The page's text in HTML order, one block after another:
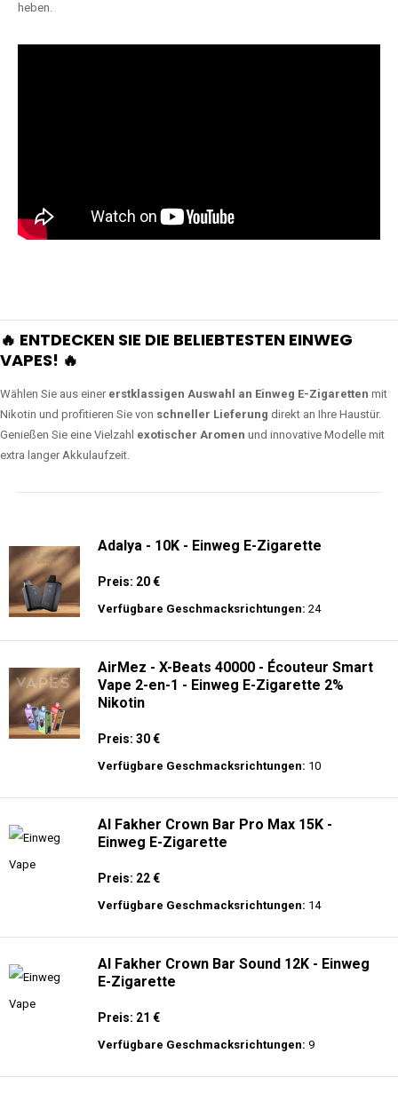
heben.
🔥 ENTDECKEN SIE DIE BELIEBTESTEN EINWEG
VAPES! 🔥
Wählen Sie aus einer erstklassigen Auswahl an Einweg E-Zigaretten mit
Nikotin und profitieren Sie von schneller Lieferung direkt an Ihre Haustür.
Genießen Sie eine Vielzahl exotischer Aromen und innovative Modelle mit
extra langer Akkulaufzeit.
Adalya - 10K - Einweg E-Zigarette
Preis: 20 €
Verfügbare Geschmacksrichtungen: 24
AirMez - X-Beats 40000 - Écouteur Smart
Vape 2-en-1 - Einweg E-Zigarette 2%
Nikotin
Preis: 30 €
Verfügbare Geschmacksrichtungen: 10
Al Fakher Crown Bar Pro Max 15K -
Einweg E-Zigarette
Preis: 22 €
Verfügbare Geschmacksrichtungen: 14
Al Fakher Crown Bar Sound 12K - Einweg
E-Zigarette
Preis: 21 €
Verfügbare Geschmacksrichtungen: 9